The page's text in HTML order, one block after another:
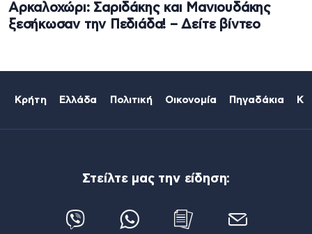
Αρκαλοχώρι: Σαριδάκης και Μανιουδάκης
ξεσήκωσαν την Πεδιάδα! – Δείτε βίντεο
Κρήτη Ελλάδα Πολιτική Οικονομία Πηγαδάκια
Στείλτε μας την είδηση: